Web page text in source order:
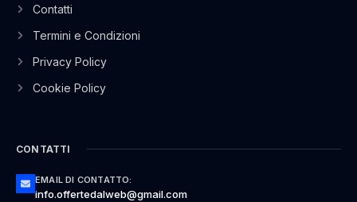
Contatti
Termini e Condizioni
Privacy Policy
Cookie Policy
CONTATTI
EMAIL DI CONTATTO:
info.offertedalweb@gmail.com